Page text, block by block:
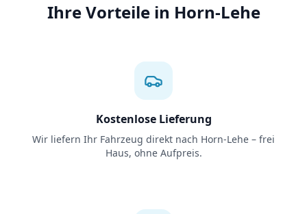
Ihre Vorteile in Horn-Lehe
Kostenlose Lieferung
Wir liefern Ihr Fahrzeug direkt nach Horn-Lehe – frei
Haus, ohne Aufpreis.